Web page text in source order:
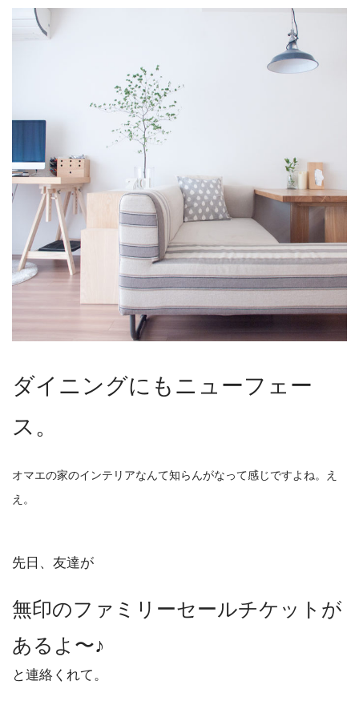
ダイニングにもニューフェー
ス。
オマエの家のインテリアなんて知らんがなって感じですよね。え
え。
先日、友達が
無印のファミリーセールチケットが
あるよ〜♪
と連絡くれて。